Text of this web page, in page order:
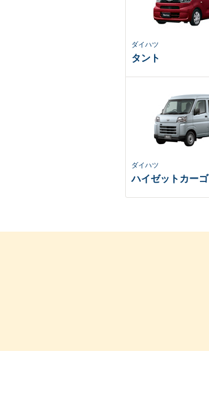
ダイハツ
タント
ダイハツ
ハイゼットカーゴ